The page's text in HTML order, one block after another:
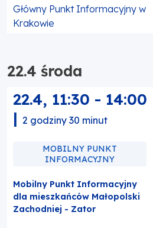
Główny Punkt Informacyjny w
Krakowie
22.4 środa
22.4, 11:30 - 14:00
| 2 godziny 30 minut
MOBILNY PUNKT
INFORMACYJNY
Mobilny Punkt Informacyjny
dla mieszkańców Małopolski
Zachodniej - Zator